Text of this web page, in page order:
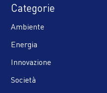
Categorie
Ambiente
Energia
Innovazione
Società